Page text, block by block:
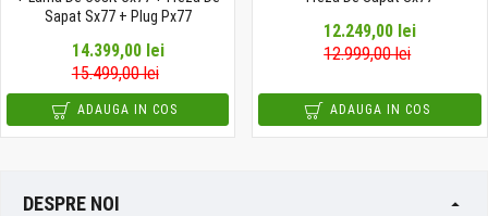
Sapat Sx77 + Plug Px77
14.399,00 lei
15.499,00 lei
ADAUGA IN COS
12.249,00 lei
12.999,00 lei
ADAUGA IN COS
DESPRE NOI